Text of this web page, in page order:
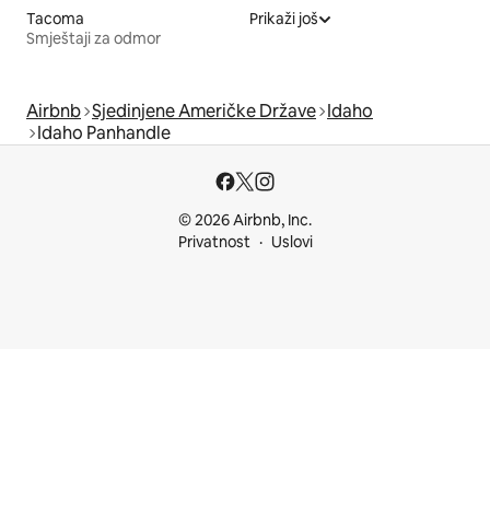
Tacoma
Smještaji za odmor
Prikaži još
Airbnb Sjedinjene Američke Države Idaho
Idaho Panhandle
© 2026 Airbnb, Inc.
Privatnost
Uslovi